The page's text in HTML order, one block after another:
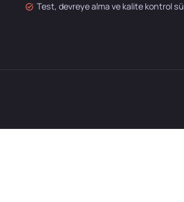
Test, devreye alma ve kalite kontrol